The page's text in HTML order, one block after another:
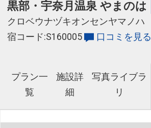
黒部・宇奈月温泉 やまのは
クロベウナヅキオンセンヤマノハ
宿コード:S160005
口コミを見る
プラン一
覧
施設詳
細
写真ライブラ
リ